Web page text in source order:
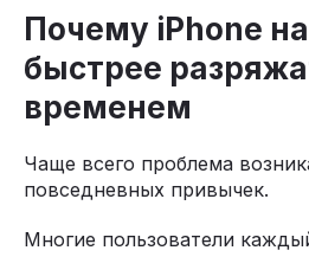
Почему iPhone
быстрее
временем
Чаще всего проблема
повседневных привычек.
Многие пользователи